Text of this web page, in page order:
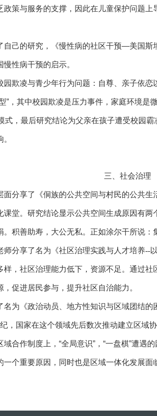
策与服务的支撑，因此在儿童保护问题
自己的研究，《慢性病的社区干预—美国
性病干预的启示。
欺凌与青少年行为问题：自尊、亲子依
，其中校园欺凌是压力事件，家庭环境是
式，最后研究结论为父亲在孩子遭受校园
三、社会治理
分享了《侗族的公共空间与村民的公共
堂。研究结论显示公共空间生成原因有
积善助寿，大公无私。正如涂尔干所说
分享了名为《社区治理实践与人才培养--
，社区治理能力低下，资源不足。通过
促进居民参与，提升社区自治能力。
为《政治动员、地方性知识与区域团结的
，国家在这个领域先后数次推动建立区域
合作制度上，“全局意识”，“一盘棋”遭
个重要原因，同时也是区域一体化发展面